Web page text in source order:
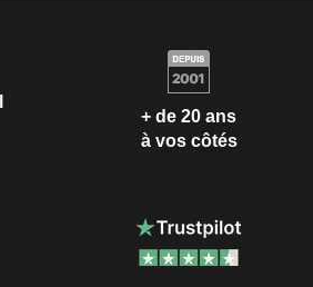
+ de 20 ans
à vos côtés